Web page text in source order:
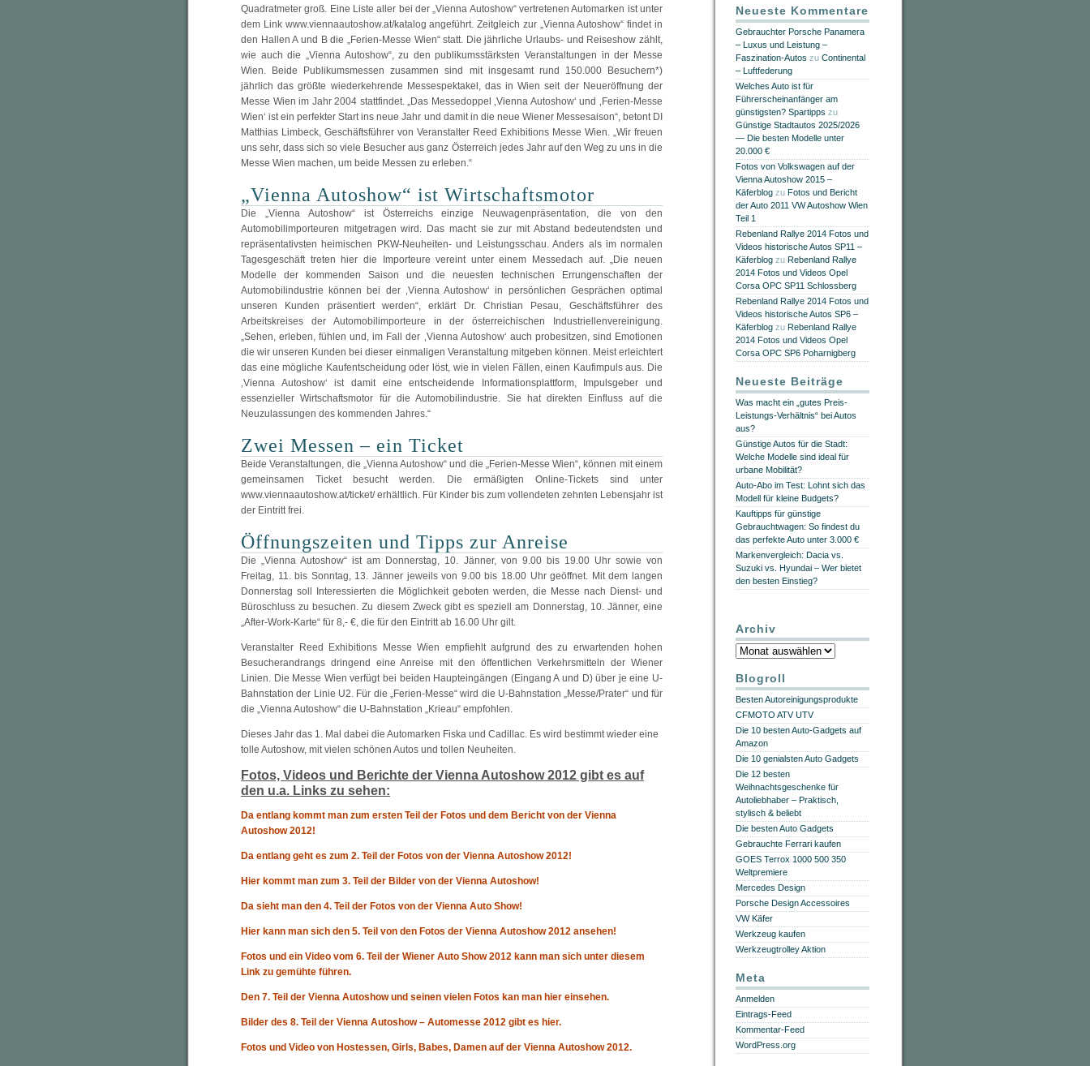
Quadratmeter groß. Eine Liste aller bei der „Vienna Autoshow“ vertretenen Automarken ist unter
dem Link www.viennaautoshow.at/katalog angeführt. Zeitgleich zur „Vienna Autoshow“ findet in
den Hallen A und B die „Ferien-Messe Wien“ statt. Die jährliche Urlaubs- und Reiseshow zählt,
wie auch die „Vienna Autoshow“, zu den publikumsstärksten Veranstaltungen in der Messe
Wien. Beide Publikumsmessen zusammen sind mit insgesamt rund 150.000 Besuchern*)
jährlich das größte wiederkehrende Messespektakel, das in Wien seit der Neueröffnung der
Messe Wien im Jahr 2004 stattfindet. „Das Messedoppel ‚Vienna Autoshow‘ und ‚Ferien-Messe
Wien‘ ist ein perfekter Start ins neue Jahr und damit in die neue Wiener Messesaison“, betont DI
Matthias Limbeck, Geschäftsführer von Veranstalter Reed Exhibitions Messe Wien. „Wir freuen
uns sehr, dass sich so viele Besucher aus ganz Österreich jedes Jahr auf den Weg zu uns in die
Messe Wien machen, um beide Messen zu erleben.“
„Vienna Autoshow“ ist Wirtschaftsmotor
Die „Vienna Autoshow“ ist Österreichs einzige Neuwagenpräsentation, die von den
Automobilimporteuren mitgetragen wird. Das macht sie zur mit Abstand bedeutendsten und
repräsentativsten heimischen PKW-Neuheiten- und Leistungsschau. Anders als im normalen
Tagesgeschäft treten hier die Importeure vereint unter einem Messedach auf. „Die neuen
Modelle der kommenden Saison und die neuesten technischen Errungenschaften der
Automobilindustrie können bei der ‚Vienna Autoshow‘ in persönlichen Gesprächen optimal
unseren Kunden präsentiert werden“, erklärt Dr. Christian Pesau, Geschäftsführer des
Arbeitskreises der Automobilimporteure in der österreichischen Industriellenvereinigung.
„Sehen, erleben, fühlen und, im Fall der ‚Vienna Autoshow‘ auch probesitzen, sind Emotionen
die wir unseren Kunden bei dieser einmaligen Veranstaltung mitgeben können. Meist erleichtert
das eine mögliche Kaufentscheidung oder löst, wie in vielen Fällen, einen Kaufimpuls aus. Die
‚Vienna Autoshow‘ ist damit eine entscheidende Informationsplattform, Impulsgeber und
essenzieller Wirtschaftsmotor für die Automobilindustrie. Sie hat direkten Einfluss auf die
Neuzulassungen des kommenden Jahres.“
Zwei Messen – ein Ticket
Beide Veranstaltungen, die „Vienna Autoshow“ und die „Ferien-Messe Wien“, können mit einem
gemeinsamen Ticket besucht werden. Die ermäßigten Online-Tickets sind unter
www.viennaautoshow.at/ticket/ erhältlich. Für Kinder bis zum vollendeten zehnten Lebensjahr ist
der Eintritt frei.
Öffnungszeiten und Tipps zur Anreise
Die „Vienna Autoshow“ ist am Donnerstag, 10. Jänner, von 9.00 bis 19.00 Uhr sowie von
Freitag, 11. bis Sonntag, 13. Jänner jeweils von 9.00 bis 18.00 Uhr geöffnet. Mit dem langen
Donnerstag soll Interessierten die Möglichkeit geboten werden, die Messe nach Dienst- und
Büroschluss zu besuchen. Zu diesem Zweck gibt es speziell am Donnerstag, 10. Jänner, eine
„After-Work-Karte“ für 8,- €, die für den Eintritt ab 16.00 Uhr gilt.
Veranstalter Reed Exhibitions Messe Wien empfiehlt aufgrund des zu erwartenden hohen
Besucherandrangs dringend eine Anreise mit den öffentlichen Verkehrsmitteln der Wiener
Linien. Die Messe Wien verfügt bei beiden Haupteingängen (Eingang A und D) über je eine U-
Bahnstation der Linie U2. Für die „Ferien-Messe“ wird die U-Bahnstation „Messe/Prater“ und für
die „Vienna Autoshow“ die U-Bahnstation „Krieau“ empfohlen.
Dieses Jahr das 1. Mal dabei die Automarken Fiska und Cadillac. Es wird bestimmt wieder eine
tolle Autoshow, mit vielen schönen Autos und tollen Neuheiten.
Fotos, Videos und Berichte der Vienna Autoshow 2012 gibt es auf
den u.a. Links zu sehen:
Da entlang kommt man zum ersten Teil der Fotos und dem Bericht von der Vienna
Autoshow 2012!
Da entlang geht es zum 2. Teil der Fotos von der Vienna Autoshow 2012!
Hier kommt man zum 3. Teil der Bilder von der Vienna Autoshow!
Da sieht man den 4. Teil der Fotos von der Vienna Auto Show!
Hier kann man sich den 5. Teil von den Fotos der Vienna Autoshow 2012 ansehen!
Fotos und ein Video vom 6. Teil der Wiener Auto Show 2012 kann man sich unter diesem
Link zu gemühte führen.
Den 7. Teil der Vienna Autoshow und seinen vielen Fotos kan man hier einsehen.
Bilder des 8. Teil der Vienna Autoshow – Automesse 2012 gibt es hier.
Fotos und Video von Hostessen, Girls, Babes, Damen auf der Vienna Autoshow 2012.
Neueste Kommentare
Gebrauchter Porsche Panamera
– Luxus und Leistung –
Faszination-Autos zu Continental
– Luftfederung
Welches Auto ist für
Führerscheinanfänger am
günstigsten? Spartipps zu
Günstige Stadtautos 2025/2026
— Die besten Modelle unter
20.000 €
Fotos von Volkswagen auf der
Vienna Autoshow 2015 –
Käferblog zu Fotos und Bericht
der Auto 2011 VW Autoshow Wien
Teil 1
Rebenland Rallye 2014 Fotos und
Videos historische Autos SP11 –
Käferblog zu Rebenland Rallye
2014 Fotos und Videos Opel
Corsa OPC SP11 Schlossberg
Rebenland Rallye 2014 Fotos und
Videos historische Autos SP6 –
Käferblog zu Rebenland Rallye
2014 Fotos und Videos Opel
Corsa OPC SP6 Poharnigberg
Neueste Beiträge
Was macht ein „gutes Preis-
Leistungs-Verhältnis“ bei Autos
aus?
Günstige Autos für die Stadt:
Welche Modelle sind ideal für
urbane Mobilität?
Auto-Abo im Test: Lohnt sich das
Modell für kleine Budgets?
Kauftipps für günstige
Gebrauchtwagen: So findest du
das perfekte Auto unter 3.000 €
Markenvergleich: Dacia vs.
Suzuki vs. Hyundai – Wer bietet
den besten Einstieg?
Archiv
Archiv
Blogroll
Besten Autoreinigungsprodukte
CFMOTO ATV UTV
Die 10 besten Auto-Gadgets auf
Amazon
Die 10 genialsten Auto Gadgets
Die 12 besten
Weihnachtsgeschenke für
Autoliebhaber – Praktisch,
stylisch & beliebt
Die besten Auto Gadgets
Gebrauchte Ferrari kaufen
GOES Terrox 1000 500 350
Weltpremiere
Mercedes Design
Porsche Design Accessoires
VW Käfer
Werkzeug kaufen
Werkzeugtrolley Aktion
Meta
Anmelden
Eintrags-Feed
Kommentar-Feed
WordPress.org